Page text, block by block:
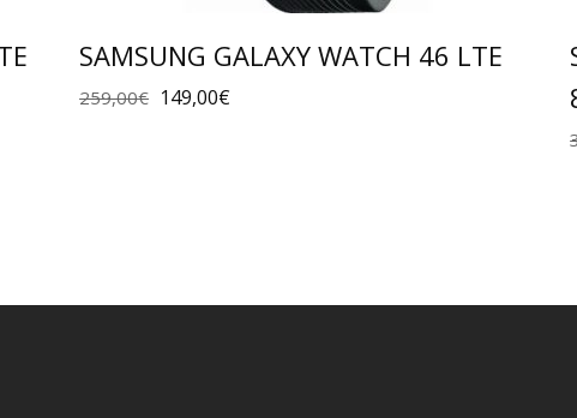
SAMSUNG GALAXY WATCH 46 LTE
259,00€ 149,00€